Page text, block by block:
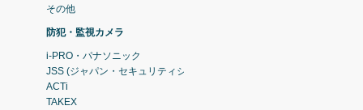
その他
防犯・監視カメラ
i-PRO・パナソニック
JSS (ジャパン・セキュリティシステム)
ACTi
TAKEX